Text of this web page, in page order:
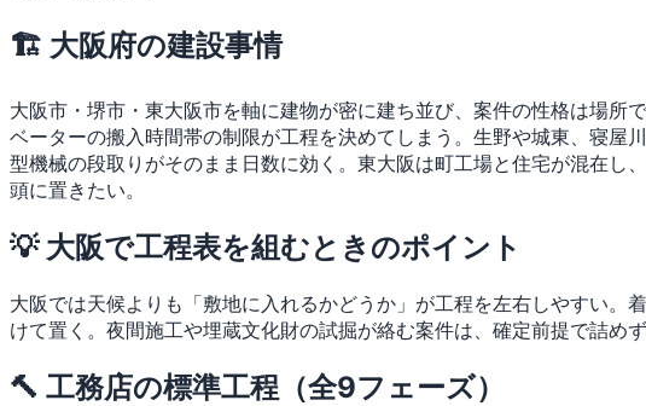
🏗 大阪府の建設事情
大阪市・堺市・東大阪市を軸に建物が密に建ち並び、案件の性格は場
ベーターの搬入時間帯の制限が工程を決めてしまう。生野や城東、寝
型機械の段取りがそのまま日数に効く。東大阪は町工場と住宅が混在
頭に置きたい。
💡 大阪で工程表を組むときのポイント
大阪では天候よりも「敷地に入れるかどうか」が工程を左右しやすい
けて置く。夜間施工や埋蔵文化財の試掘が絡む案件は、確定前提で詰め
🔨 工務店の標準工程（全9フェーズ）